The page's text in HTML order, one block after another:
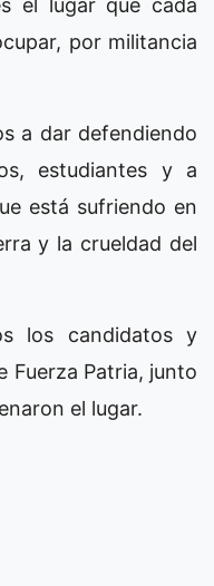
el lugar que cada
por militancia
a dar defendiendo
estudiantes y a
está sufriendo en
y la crueldad del
los candidatos y
Fuerza Patria, junto
el lugar.